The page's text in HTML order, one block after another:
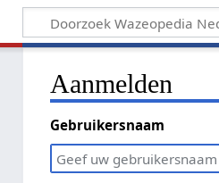
Aanmelden
Gebruikersnaam